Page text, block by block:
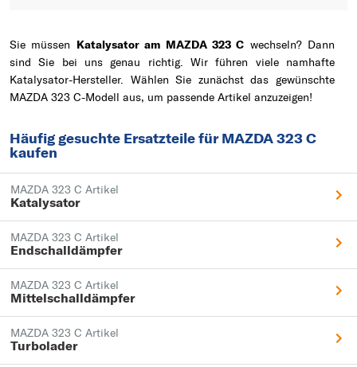
Sie müssen Katalysator am MAZDA 323 C wechseln? Dann
sind Sie bei uns genau richtig. Wir führen viele namhafte
Katalysator-Hersteller. Wählen Sie zunächst das gewünschte
MAZDA 323 C-Modell aus, um passende Artikel anzuzeigen!
Häufig gesuchte Ersatzteile für MAZDA 323 C
kaufen
MAZDA 323 C Artikel
Katalysator
MAZDA 323 C Artikel
Endschalldämpfer
MAZDA 323 C Artikel
Mittelschalldämpfer
MAZDA 323 C Artikel
Turbolader